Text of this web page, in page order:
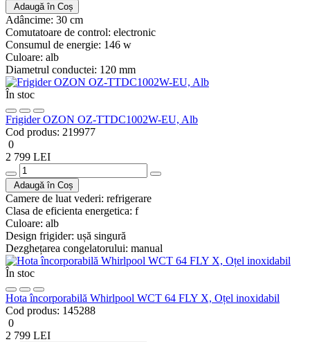
Adaugă în Coș
Adâncime: 30 cm
Comutatoare de control: electronic
Consumul de energie: 146 w
Culoare: alb
Diametrul conductei: 120 mm
În stoc
Frigider OZON OZ-TTDC1002W-EU, Alb
Cod produs: 219977
0
2 799 LEI
Adaugă în Coș
Camere de luat vederi: refrigerare
Clasa de eficienta energetica: f
Culoare: alb
Design frigider: ușă singură
Dezghețarea congelatorului: manual
În stoc
Hota încorporabilă Whirlpool WCT 64 FLY X, Oțel inoxidabil
Cod produs: 145288
0
2 799 LEI